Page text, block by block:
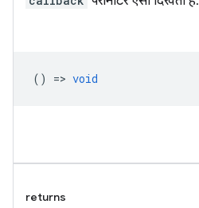
() => void
returns